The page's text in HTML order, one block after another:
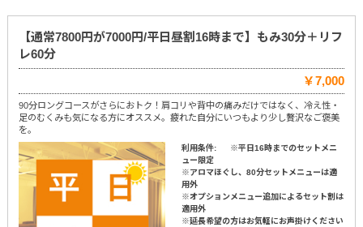
【通常7800円が7000円/平日昼割16時まで】もみ30分＋リフ
レ60分
￥7,000
90分ロングコースがさらにおトク！肩コリや背中の痛みだけではなく、冷え性・
足のむくみも気になる方にオススメ。疲れた自分にいつもより少し贅沢なご褒美
を。
利用条件:
※平日16時までのセットメニ
ュー限定
※アロマほぐし、80分セットメニューは適
用外
※オプションメニュー追加によるセット割は
適用外
※延長希望の方はお気軽にお声掛けください